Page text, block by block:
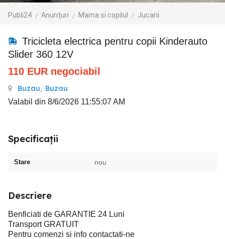
Publi24 Anunțuri Mama si copilul Jucarii
Tricicleta electrica pentru copii Kinderauto
Slider 360 12V
110 EUR negociabil
Buzau, Buzau
Valabil din 8/6/2026 11:55:07 AM
Specificații
Stare nou
Descriere
Benficiati de GARANTIE 24 Luni
Transport GRATUIT
Pentru comenzi si info contactati-ne